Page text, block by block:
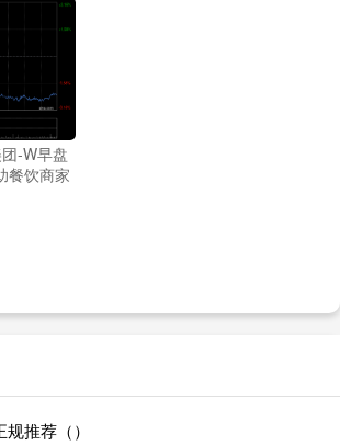
-W早盘
餐饮商家
推荐（）